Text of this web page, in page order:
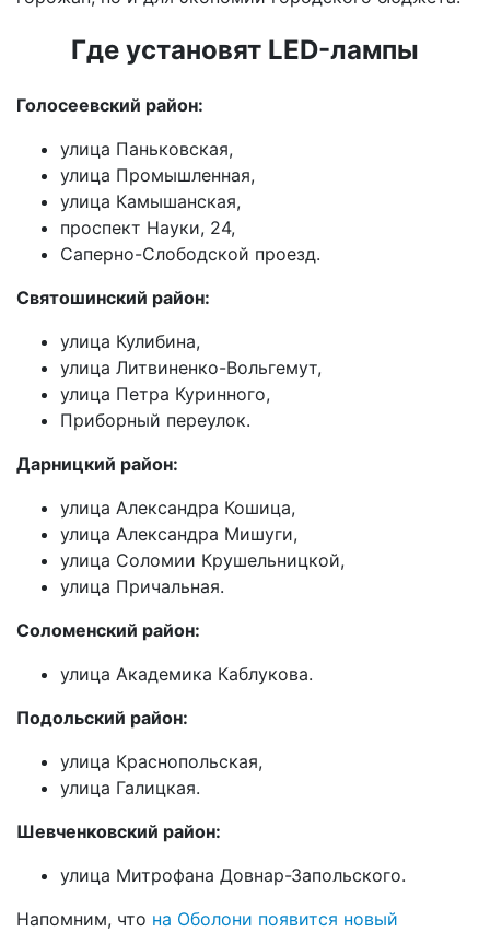
Где установят LED-лампы
Голосеевский район:
улица Паньковская,
улица Промышленная,
улица Камышанская,
проспект Науки, 24,
Саперно-Слободской проезд.
Святошинский район:
улица Кулибина,
улица Литвиненко-Вольгемут,
улица Петра Куринного,
Приборный переулок.
Дарницкий район:
улица Александра Кошица,
улица Александра Мишуги,
улица Соломии Крушельницкой,
улица Причальная.
Соломенский район:
улица Академика Каблукова.
Подольский район:
улица Краснопольская,
улица Галицкая.
Шевченковский район:
улица Митрофана Довнар-Запольского.
Напомним, что на Оболони появится новый